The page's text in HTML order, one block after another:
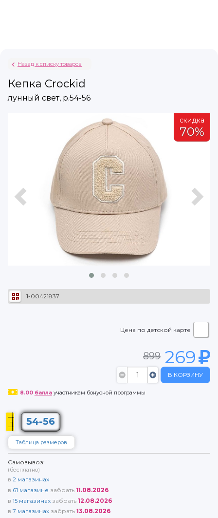
Назад к списку товаров
Кепка Crockid
лунный свет, р.54-56
скидка
70%
1-00421837
Цена по детской карте
899 269
В КОРЗИНУ
8.00 баллаучастникам бонусной программы
54-56
Таблица размеров
Самовывоз:
(бесплатно)
в 2 магазинах
в 61 магазине забрать 11.08.2026
в 15 магазинах забрать 12.08.2026
в 7 магазинах забрать 13.08.2026